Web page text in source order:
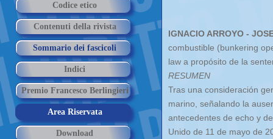
IGNACIO ARROYO -
combustible (bunkering
law a propósito de la
RESUMEN
Tras una consideración
marino, señalando la
antecedentes de echo y
Unido de 11 de mayo de
Codice etico
Contenuti della rivista
Sommario dei fascicoli
Indici
Premio Francesco Berlingieri
Area Riservata
Download